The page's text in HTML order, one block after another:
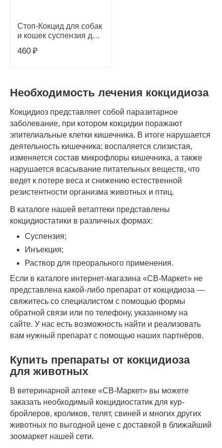
Необходимость лечения кокцидиоза
Кокцидиоз представляет собой паразитарное
заболевание, при котором кокцидии поражают
эпителиальные клетки кишечника. В итоге нарушается
деятельность кишечника: воспаляется слизистая,
изменяется состав микрофлоры кишечника, а также
нарушается всасывание питательных веществ, что
ведет к потере веса и снижению естественной
резистентности организма животных и птиц.
В каталоге нашей ветаптеки представлены
кокцидиостатики в различных формах:
Суспензия;
Инъекция;
Раствор для преорального применения.
Если в каталоге интернет-магазина «СВ-Маркет» не
представлена какой-либо препарат от кокцидиоза —
свяжитесь со специалистом с помощью формы
обратной связи или по телефону, указанному на
сайте. У нас есть возможность найти и реализовать
вам нужный препарат с помощью наших партнёров.
Купить препараты от кокцидиоза
для животных
В ветеринарной аптеке «СВ-Маркет» вы можете
заказать необходимый кокцидиостатик для кур-
бройлеров, кроликов, телят, свиней и многих других
животных по выгодной цене с доставкой в ближайший
зоомаркет нашей сети.
Стоп-Кокцид для собак
и кошек суспензия для
5% 10 мл
460 ₽